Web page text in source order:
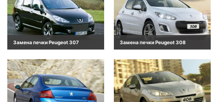
Замена печки Peugeot 307 Замена печки Peugeot 308